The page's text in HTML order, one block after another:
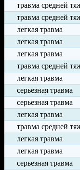
травма средней
травма средней
легкая травма
легкая травма
легкая травма
травма средней
легкая травма
серьезная травма
серьезная травма
легкая травма
травма средней
легкая травма
легкая травма
серьезная травма